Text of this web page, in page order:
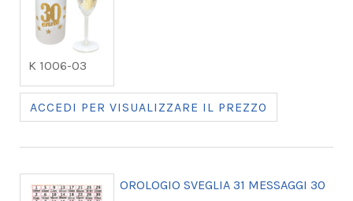
K 1006-03
ACCEDI PER VISUALIZZARE IL PREZZO
OROLOGIO SVEGLIA 31 MESSAGGI 30